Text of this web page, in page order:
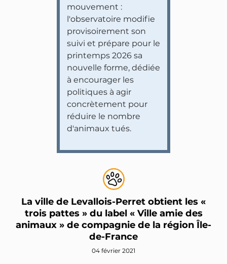
mouvement :
l'observatoire modifie
provisoirement son
suivi et prépare pour le
printemps 2026 sa
nouvelle forme, dédiée
à encourager les
politiques à agir
concrètement pour
réduire le nombre
d'animaux tués.
La ville de Levallois-Perret obtient les «
trois pattes » du label « Ville amie des
animaux » de compagnie de la région Île-
de-France
04 février 2021